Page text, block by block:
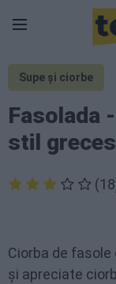
Supe și ciorbe
Fasolada
stil
Ciorba de
și apreciate